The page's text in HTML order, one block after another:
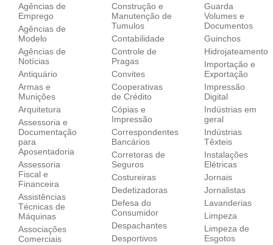
Agências de
Emprego
Agências de
Modelo
Agências de
Notícias
Antiquário
Armas e
Munições
Arquitetura
Assessoria e
Documentação
para
Aposentadoria
Assessoria
Fiscal e
Financeira
Assistências
Técnicas de
Máquinas
Associações
Comerciais
Construção e
Manutenção de
Tumulos
Contabilidade
Controle de
Pragas
Convites
Cooperativas
de Crédito
Cópias e
Impressão
Correspondentes
Bancários
Corretoras de
Seguros
Costureiras
Dedetizadoras
Defesa do
Consumidor
Despachantes
Desportivos
Guarda
Volumes e
Documentos
Guinchos
Hidrojateamento
Importação e
Exportação
Impressão
Digital
Indústrias em
geral
Indústrias
Têxteis
Instalações
Elétricas
Jornais
Jornalistas
Lavanderias
Limpeza
Limpeza de
Esgotos